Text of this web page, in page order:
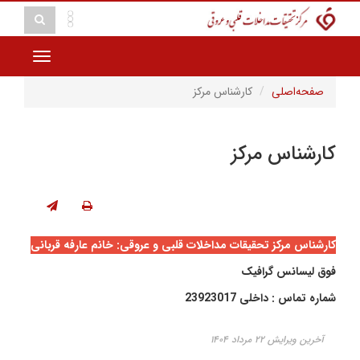
Toggle
صفحه‌اصلی
کارشناس مرکز
کارشناس مرکز
کارشناس مرکز تحقیقات مداخلات قلبی و عروقی: خانم عارفه قربانی
فوق لیسانس گرافیک
شماره تماس : داخلی 23923017
آخرین ویرایش ۲۲ مرداد ۱۴۰۴